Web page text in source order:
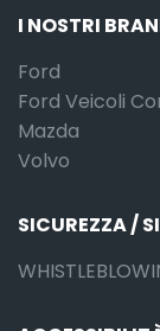
I NOSTRI
Ford
Ford Veicoli
Mazda
Volvo
SICUREZZA /